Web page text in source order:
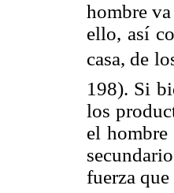
hombre
ello, así
casa, de
198). Si
los
el hombre
fuerza